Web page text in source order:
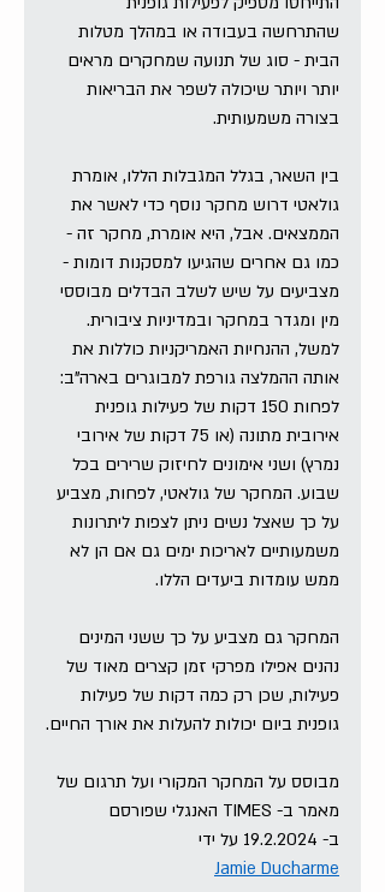
שהתרחשה בעבודה או במהלך מטלות
הבית - סוג של תנועה שמחקרים מראים
יותר ויותר שיכולה לשפר את הבריאות
בצורה משמעותית.
בין השאר, בגלל המגבלות הללו, אומרת
גולאטי דרוש מחקר נוסף כדי לאשר את
הממצאים. אבל, היא אומרת, מחקר זה -
כמו גם אחרים שהגיעו למסקנות דומות -
מצביעים על שיש לשלב הבדלים מבוססי
מין ומגדר במחקר ובמדיניות ציבורית.
למשל, ההנחיות האמריקניות כוללות את
אותה ההמלצה גורפת למבוגרים בארה"ב:
לפחות 150 דקות של פעילות גופנית
אירובית מתונה (או 75 דקות של אירובי
נמרץ) ושני אימונים לחיזוק שרירים בכל
שבוע. המחקר של גולאטי, לפחות, מצביע
על כך שאצל נשים ניתן לצפות ליתרונות
משמעותיים לאריכות ימים גם אם הן לא
ממש עומדות ביעדים הללו.
המחקר גם מצביע על כך ששני המינים
נהנים אפילו מפרקי זמן קצרים מאוד של
פעילות, שכן רק כמה דקות של פעילות
גופנית ביום יכולות להעלות את אורך החיים.
מבוסס על המחקר המקורי ועל תרגום של
מאמר ב- TIMES האנגלי שפורסם
ב- 19.2.2024 על ידי
Jamie Ducharme